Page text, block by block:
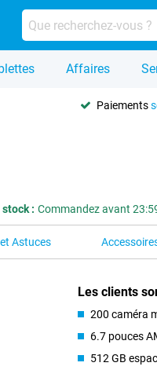
Affaires
Paiements
stock : Commandez avant
Astuces
Les clients
200 caméra
6.7 pouces
512 GB